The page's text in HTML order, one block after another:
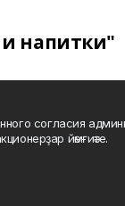
и напитки"
согласия
йәмғиәте.